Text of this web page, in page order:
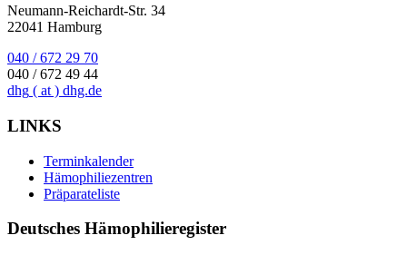
Neumann-Reichardt-Str. 34
22041 Hamburg
040 / 672 29 70
040 / 672 49 44
dhg ( at ) dhg.de
LINKS
Terminkalender
Hämophiliezentren
Präparateliste
Deutsches Hämophilieregister